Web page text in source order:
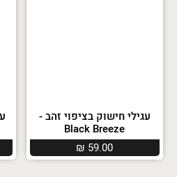
עגילי חישוק בציפוי זהב -
Black Breeze
₪ 59.00